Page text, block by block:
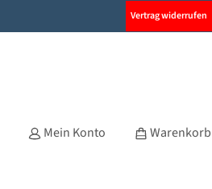
Vertrag widerrufen
Mein Konto Warenkorb